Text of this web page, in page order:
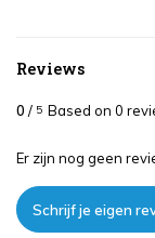
Reviews
0 / 5 Based on 0
Er zijn nog geen
Schrijf je eigen